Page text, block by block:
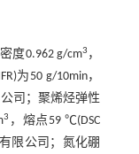
度0.962 g/cm3 ，
为50 g/10min，
司；聚烯烃弹性
3 ，熔点59 ℃(DSC
限公司；氮化硼